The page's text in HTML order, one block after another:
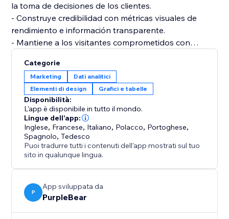
la toma de decisiones de los clientes.
- Construye credibilidad con métricas visuales de
rendimiento e información transparente.
- Mantiene a los visitantes comprometidos con
- La sincronización automática garantiza que tus
gráficos se mantengan actualizados y precisos.
Instala Gráficos y Gráficos hoy para mejorar tu
narrativa, mostrar los resultados visualmente y
convertir tus datos en una herramienta poderosa
para aumentar las conversiones.
Categorie
Marketing
Dati analitici
Elementi di design
Grafici e tabelle
Disponibilità:
L'app è disponibile in tutto il mondo.
Lingue dell'app:
Inglese, Francese, Italiano, Polacco, Portoghese,
Spagnolo,Tedesco
Puoi tradurre tutti i contenuti dell'app mostrati sul tuo
sito in qualunque lingua.
P
App sviluppata da
PurpleBear